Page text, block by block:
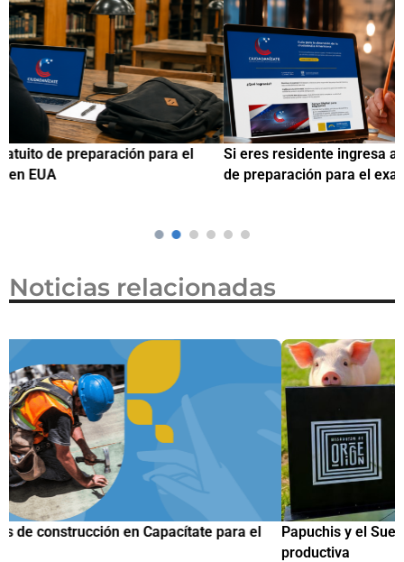
Si eres residente ingresa a Ciudadanízate, el curso gratuito
de preparación para el examen de naturalización en EUA
Noticias relacionadas
Papuchis y el Sueño Michoacano como alternativa